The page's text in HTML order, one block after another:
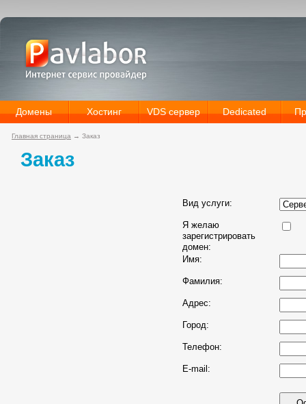
Домены Хостинг VDS сервер Dedicated
Главная страница → Заказ
Заказ
Вид услуги:
Я желаю
зарегистрировать
домен:
Имя:
Фамилия:
Адрес:
Город:
Телефон:
E-mail: